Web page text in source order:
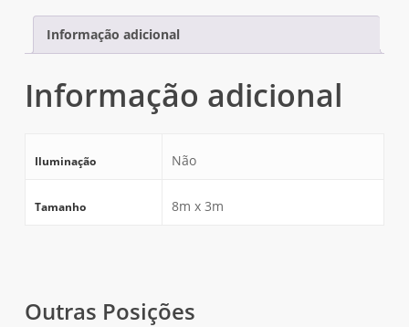
Informação adicional
Informação adicional
Iluminação Não
Tamanho 8m x 3m
Outras Posições